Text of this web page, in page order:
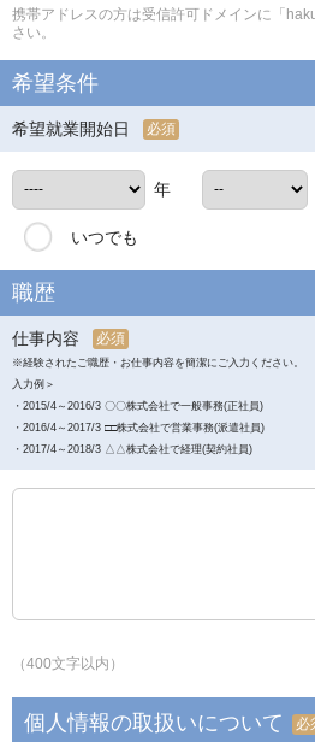
携帯アドレスの方は受信許可ドメインに「
さい。
希望条件
希望就業開始日 必須
年
いつでも
職歴
仕事内容 必須
※経験されたご職歴・お仕事内容を簡潔にご入力ください。
入力例＞
・2015/4～2016/3 〇〇株式会社で一般事務(正社員)
・2016/4～2017/3 □□株式会社で営業事務(派遣社員)
・2017/4～2018/3 △△株式会社で経理(契約社員)
（400文字以内）
個人情報の取扱いについて 必